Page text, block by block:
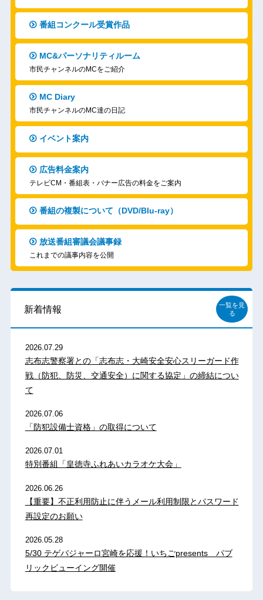
番組コンクール受賞作品
MC&パーソナリティルーム
市民チャンネルのMCをご紹介
MC Diary
市民チャンネルのMC達の日記
イベント案内
広告料金案内
テレビCM・番組表・バナー広告の料金をご案内
番組の複製について（DVD/Blu-ray）
放送番組審議会議事録
これまでの議事内容を公開
新着情報
一覧を見
る
2026.07.29
志布志警察署との「志布志・大崎安全安心スリーガード作
戦（防犯、防災、交通安全）に関する協定」の締結につい
て
2026.07.06
「防犯設備士資格」の取得について
2026.07.01
特別番組「皇徳寺ふれあいカラオケ大会」
2026.06.26
【重要】不正利用防止に伴うメール利用制限とパスワード
再設定のお願い
2026.05.28
5/30 テゲバジャーロ宮崎を応援！いちごpresents パブ
リックビューイング開催